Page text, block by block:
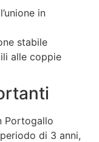
in
stabile
alle coppie
Portogallo
di 3 anni,